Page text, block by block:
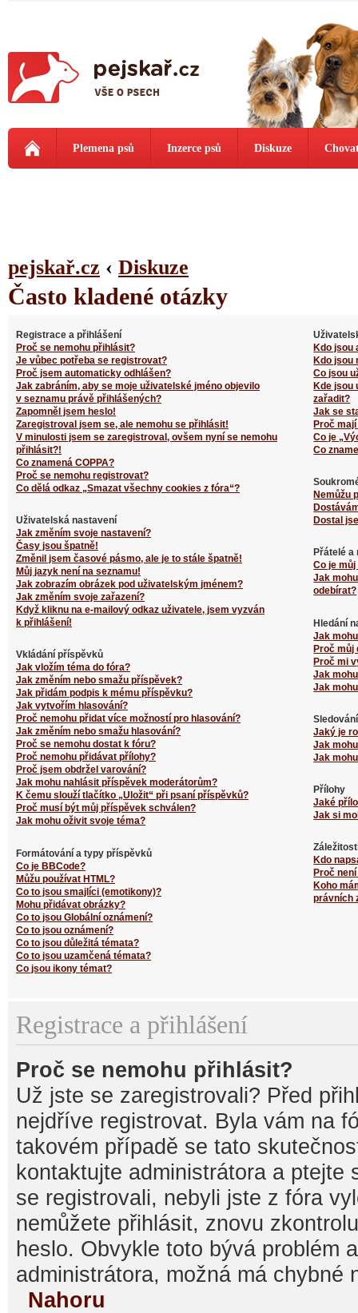
Plemena psů Inzerce psů Diskuze
pejskař.cz ‹ Diskuze
Často kladené otázky
Registrace a přihlášení
Proč se nemohu přihlásit?
Je vůbec potřeba se registrovat?
Proč jsem automaticky odhlášen?
Jak zabráním, aby se moje uživatelské jméno objevilo
v seznamu právě přihlášených?
Zapomněl jsem heslo!
Zaregistroval jsem se, ale nemohu se přihlásit!
V minulosti jsem se zaregistroval, ovšem nyní se nemohu
přihlásit?!
Co znamená COPPA?
Proč se nemohu registrovat?
Co dělá odkaz „Smazat všechny cookies z fóra“?
Uživatelská nastavení
Jak změním svoje nastavení?
Časy jsou špatně!
Změnil jsem časové pásmo, ale je to stále špatně!
Můj jazyk není na seznamu!
Jak zobrazím obrázek pod uživatelským jménem?
Jak změním svoje zařazení?
Když kliknu na e-mailový odkaz uživatele, jsem vyzván
k přihlášení!
Vkládání příspěvků
Jak vložím téma do fóra?
Jak změním nebo smažu příspěvek?
Jak přidám podpis k mému příspěvku?
Jak vytvořím hlasování?
Proč nemohu přidat více možností pro hlasování?
Jak změním nebo smažu hlasování?
Proč se nemohu dostat k fóru?
Proč nemohu přidávat přílohy?
Proč jsem obdržel varování?
Jak mohu nahlásit příspěvek moderátorům?
K čemu slouží tlačítko „Uložit“ při psaní příspěvků?
Proč musí být můj příspěvek schválen?
Jak mohu oživit svoje téma?
Formátování a typy příspěvků
Co je BBCode?
Můžu používat HTML?
Co to jsou smajlíci (emotikony)?
Mohu přidávat obrázky?
Co to jsou Globální oznámení?
Co to jsou oznámení?
Co to jsou důležitá témata?
Co to jsou uzamčená témata?
Co jsou ikony témat?
Kdo jsou
Kdo jsou
Co jsou
Kde jsou
zařadit?
Jak se
Proč
Co je
Co
Nemůžu
Dostal
Přátelé a
Co je
Jak
odebírat?
Hledání
Jak
Proč můj
Proč mi
Jak
Jak
Jaký je
Jak
Jak
Přílohy
Jaké
Jak si
Kdo
Proč
Koho
právních
Registrace a přihlášení
Proč se nemohu přihlásit?
Už jste se zaregistrovali? Před
nejdříve registrovat. Byla vám na
takovém případě se tato
kontaktujte administrátora a ptejte
se registrovali, nebyli jste z fóra
nemůžete přihlásit, znovu
heslo. Obvykle toto bývá problém
administrátora, možná má chybné
Nahoru